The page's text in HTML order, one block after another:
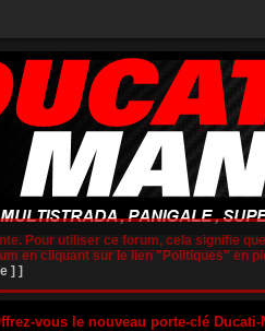
vous le nouveau porte-clé
Pour utiliser ce forum, cela signifie
en cliquant sur le lien "Politiques" en
] ]